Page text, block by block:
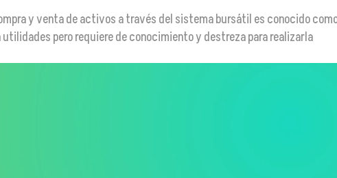
y venta de activos a través del sistema bursátil es conocido
pero requiere de conocimiento y destreza para realizarla